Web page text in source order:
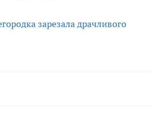
зарезала драчливого